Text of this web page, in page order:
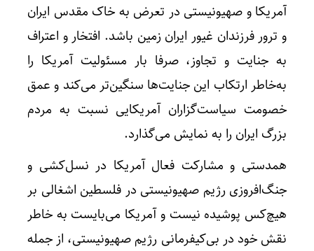
آمریکا و صهیونیستی در تعرض به خاک مقدس ایران
و ترور فرزندان غیور ایران زمین باشد. افتخار و اعتراف
به جنایت و تجاوز، صرفا بار مسئولیت آمریکا را
به‌خاطر ارتکاب این جنایت‌ها سنگین‌تر می‌کند و عمق
خصومت سیاست‌گزاران آمریکایی نسبت به مردم
بزرگ ایران را به نمایش می‌گذارد.
همدستی و مشارکت فعال آمریکا در نسل‌کشی و
جنگ‌افروزی رژیم صهیونیستی در فلسطین اشغالی بر
هیچ‌کس پوشیده نیست و آمریکا می‌بایست به خاطر
نقش خود در بی‌کیفرمانی رژیم صهیونیستی، از جمله